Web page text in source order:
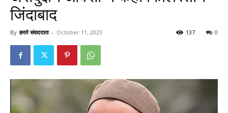
जिंदाबाद
By हमारे संवाददाता - October 11, 2023 0
137